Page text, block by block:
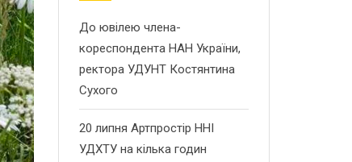
До ювілею члена-
кореспондента НАН України,
ректора УДУНТ Костянтина
Сухого
20 липня Артпростір ННІ
УДХТУ на кілька годин